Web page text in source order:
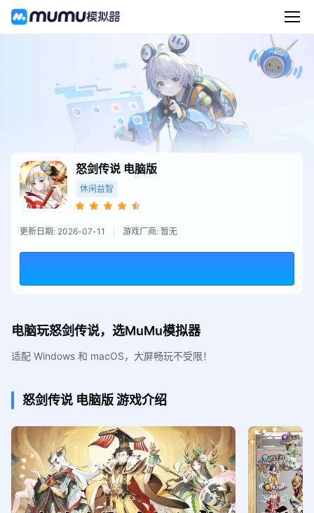
怒剑传说 电脑版
休闲益智
更新日期: 2026-07-11 游戏厂商: 暂无
电脑玩怒剑传说，选MuMu模拟器
适配 Windows 和 macOS，大屏畅玩不受限！
怒剑传说 电脑版游戏介绍